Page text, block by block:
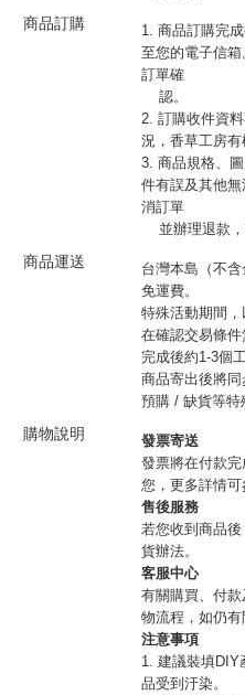
商品訂購
1. 商品訂購完
至您的電子信
訂單確
認。
2. 訂購收件資
況，香草工房有
3. 商品規格、
件有誤及其他
消訂單
並辦理退款，
商品運送
台灣本島（不
免運費。
特殊活動期間，
在確認交易條
完成後約1-3個
商品寄出後將同
預購 / 缺貨等特
購物說明
發票寄送
發票將在付款
您，更多詳情可
售後服務
若您收到商品
貨辦法。
客服中心
有關購買、付
物流程，如仍有
注意事項
1. 建議裝填DIY
品受到汙染。